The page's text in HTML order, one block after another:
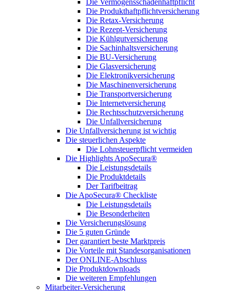
Die Vermögensschadenhaftpflicht
Die Produkthaftpflichtversicherung
Die Retax-Versicherung
Die Rezept-Versicherung
Die Kühlgutversicherung
Die Sachinhaltsversicherung
Die BU-Versicherung
Die Glasversicherung
Die Elektronikversicherung
Die Maschinenversicherung
Die Transportversicherung
Die Internetversicherung
Die Rechtsschutzversicherung
Die Unfallversicherung
Die Unfallversicherung ist wichtig
Die steuerlichen Aspekte
Die Lohnsteuerpflicht vermeiden
Die Highlights ApoSecura®
Die Leistungsdetails
Die Produktdetails
Der Tarifbeitrag
Die ApoSecura® Checkliste
Die Leistungsdetails
Die Besonderheiten
Die Versicherungslösung
Die 5 guten Gründe
Der garantiert beste Marktpreis
Die Vorteile mit Standesorganisationen
Der ONLINE-Abschluss
Die Produktdownloads
Die weiteren Empfehlungen
Mitarbeiter-Versicherung